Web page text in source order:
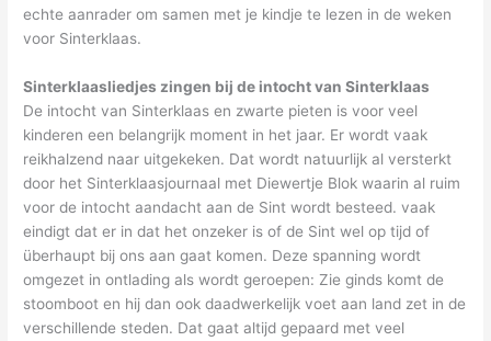
echte aanrader om samen met je kindje te lezen in de weken
voor Sinterklaas.
Sinterklaasliedjes zingen bij de intocht van Sinterklaas
De intocht van Sinterklaas en zwarte pieten is voor veel
kinderen een belangrijk moment in het jaar. Er wordt vaak
reikhalzend naar uitgekeken. Dat wordt natuurlijk al versterkt
door het Sinterklaasjournaal met Diewertje Blok waarin al ruim
voor de intocht aandacht aan de Sint wordt besteed. vaak
eindigt dat er in dat het onzeker is of de Sint wel op tijd of
überhaupt bij ons aan gaat komen. Deze spanning wordt
omgezet in ontlading als wordt geroepen: Zie ginds komt de
stoomboot en hij dan ook daadwerkelijk voet aan land zet in de
verschillende steden. Dat gaat altijd gepaard met veel